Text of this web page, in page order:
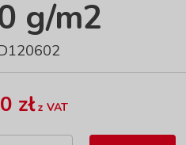
g/m2
złz VAT